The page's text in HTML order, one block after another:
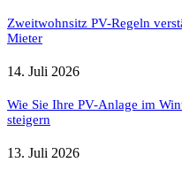
Zweitwohnsitz PV-Regeln
Mieter
14. Juli 2026
Wie Sie Ihre PV-Anlage im
steigern
13. Juli 2026